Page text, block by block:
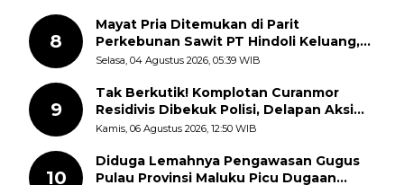
8
Mayat Pria Ditemukan di Parit
Perkebunan Sawit PT Hindoli Keluang,
Polisi Selidiki Penyebab Kematian
Selasa, 04 Agustus 2026, 05:39 WIB
9
Tak Berkutik! Komplotan Curanmor
Residivis Dibekuk Polisi, Delapan Aksi
Curanmor Di Candipuro Terungkap
Kamis, 06 Agustus 2026, 12:50 WIB
10
Diduga Lemahnya Pengawasan Gugus
Pulau Provinsi Maluku Picu Dugaan